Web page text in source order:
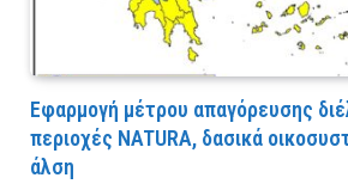
Εφαρμογή μέτρου απαγόρευσης
περιοχές NATURA, δασικά
άλση